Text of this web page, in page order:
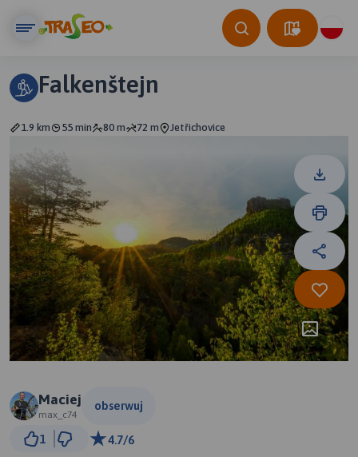
Falkenštejn
1.9 km 55 min 80 m 72 m Jetřichovice
Maciej
max_c74
obserwuj
1 4.7/6